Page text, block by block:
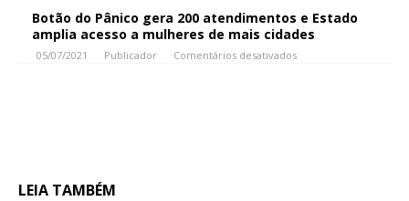
Botão do Pânico gera 200 atendimentos e Estado
amplia acesso a mulheres de mais cidades
05/07/2021 Publicador Comentários desativados
LEIA TAMBÉM